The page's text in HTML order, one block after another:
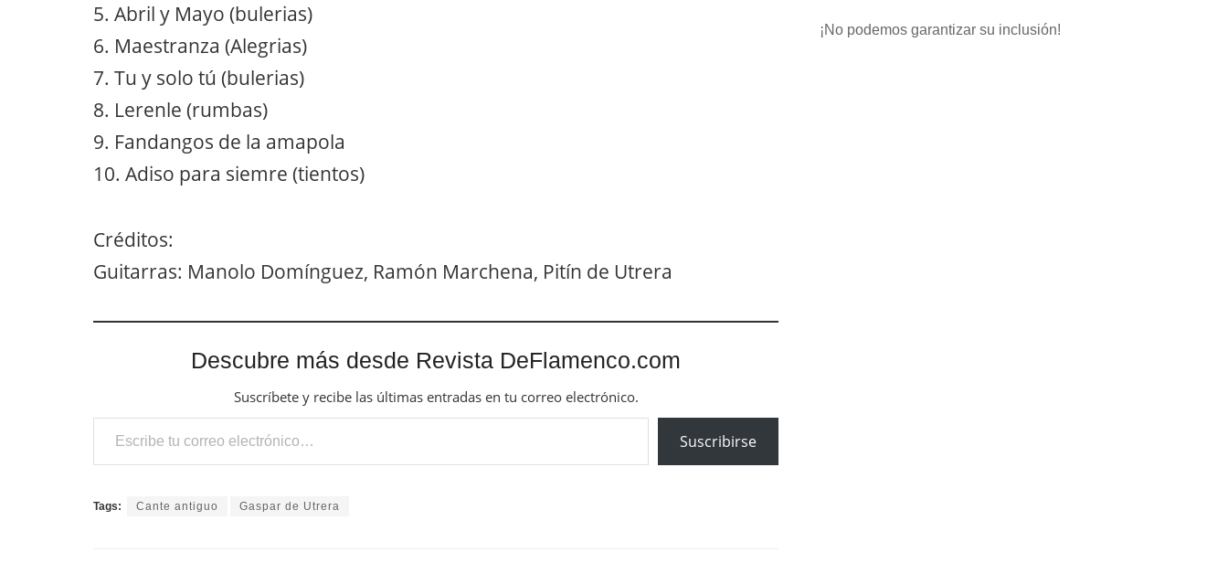
5. Abril y Mayo (bulerias)
6. Maestranza (Alegrias)
7. Tu y solo tú (bulerias)
8. Lerenle (rumbas)
9. Fandangos de la amapola
10. Adiso para siemre (tientos)
Créditos:
Guitarras: Manolo Domínguez, Ramón Marchena, Pitín de Utrera
Descubre más desde Revista DeFlamenco.com
Suscríbete y recibe las últimas entradas en tu correo electrónico.
Escribe tu correo electrónico…
Suscribirse
Tags: Cante antiguo Gaspar de Utrera
¡No podemos garantizar su inclusión!